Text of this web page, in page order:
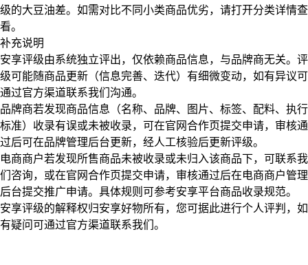
级的大豆油差。如需对比不同小类商品优劣，请打开分类详情查
看。
补充说明
安享评级由系统独立评出，仅依赖商品信息， 与品牌商无关。评
级可能随商品更新（信息完善、迭代）有细微变动，如有异议可
通过官方渠道联系我们沟通。
品牌商若发现商品信息（名称、品牌、图片、标签、配料、执行
标准）收录有误或未被收录，可在官网合作页提交申请，审核通
过后可在品牌管理后台更新，经人工核验后更新评级。
电商商户若发现所售商品未被收录或未归入该商品下，可联系我
们咨询，或在官网合作页提交申请，审核通过后在电商商户管理
后台提交推广申请。具体规则可参考安享平台商品收录规范。
安享评级的解释权归安享好物所有，您可据此进行个人评判，如
有疑问可通过官方渠道联系我们。